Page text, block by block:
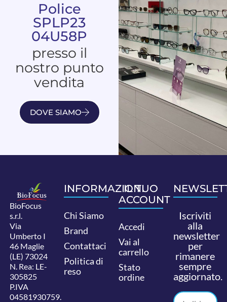
Police
SPLP23
04U58P
presso il
nostro punto
vendita
DOVE SIAMO
BioFocus
s.r.l.
Via
Umberto I
46 Maglie
(LE) 73024
N. Rea: LE-
305825
P.IVA
04581930759.
INFORMAZIONI
Chi Siamo
Brand
Contattaci
Politica di
reso
IL TUO
ACCOUNT
Accedi
Vai al
carrello
Stato
ordine
Iscriviti
alla
newsletter
per
rimanere
sempre
aggiornato.